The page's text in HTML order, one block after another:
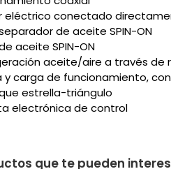
eléctrico conectado
de aceite SPIN-ON
aceite SPIN-ON
aceite/aire a través
y carga de funcionamiento,
estrella-triángulo
electrónica de control
que te pueden